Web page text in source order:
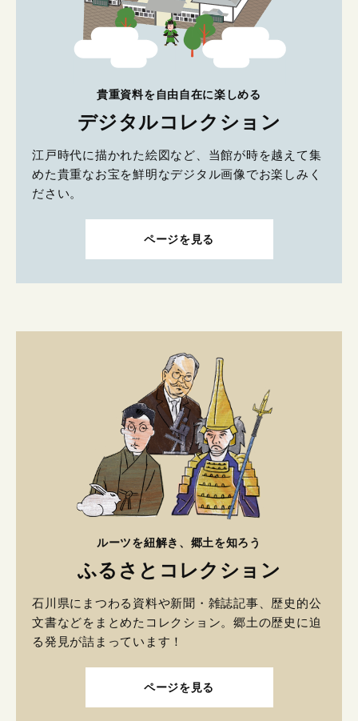
貴重資料を自由自在に楽しめる
デジタルコレクション
江戸時代に描かれた絵図など、当館が時を越えて集
めた貴重なお宝を鮮明なデジタル画像でお楽しみく
ださい。
ページを見る
ルーツを紐解き、郷土を知ろう
ふるさとコレクション
石川県にまつわる資料や新聞・雑誌記事、歴史的公
文書などをまとめたコレクション。郷土の歴史に迫
る発見が詰まっています！
ページを見る